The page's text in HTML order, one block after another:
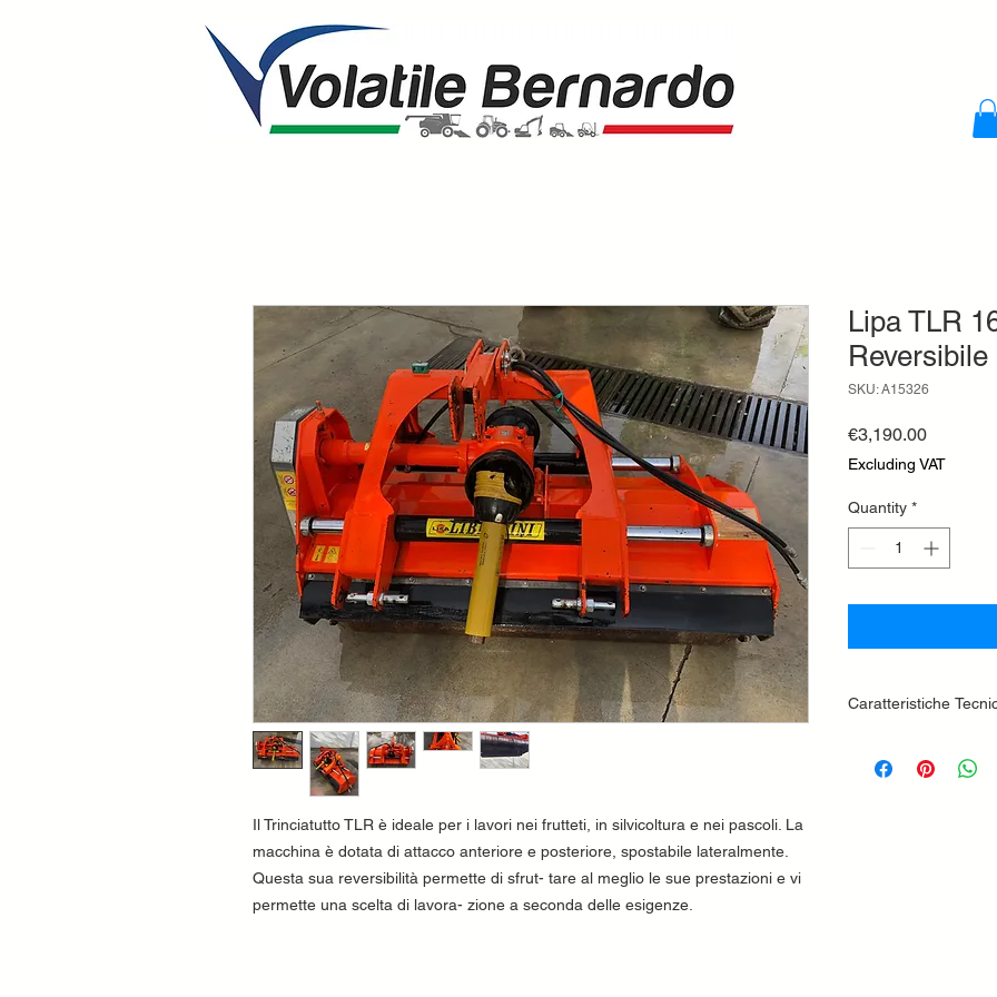
Il Trinciatutto TLR è ideale per i lavori nei frutteti, in silvicoltura e nei pascoli. La
macchina è dotata di attacco anteriore e posteriore, spostabile lateralmente.
Questa sua reversibilità permette di sfrut- tare al meglio le sue prestazioni e vi
permette una scelta di lavora- zione a seconda delle esigenze.
Lipa TLR
Reversibile
SKU: A15326
€3,190.00Price
Excluding VAT
Quantity *
Caratteristiche
Attacco a tre punti